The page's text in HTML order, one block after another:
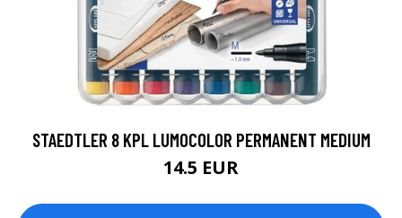
STAEDTLER 8 KPL LUMOCOLOR PERMANENT MEDIUM
14.5 EUR